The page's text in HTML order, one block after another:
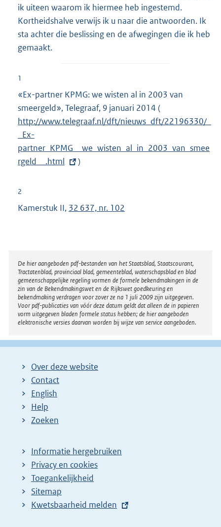
ik uiteen waarom ik hiermee heb ingestemd.
Kortheidshalve verwijs ik u naar die antwoorden. Ik
sta achter die beslissing en de afwegingen die ik heb
gemaakt.
1
«Ex-partner KPMG: we wisten al in 2003 van
smeergeld», Telegraaf, 9 januari 2014 (
x
e
http://www.telegraaf.nl/dft/nieuws_dft/22196330/_
_Ex-
partner_KPMG__we_wisten_ al_in_2003_van_smee
rgeld__.html
)
2
Kamerstuk II, 32 637, nr. 102
Disclaimer
De hier aangeboden pdf-bestanden van het Staatsblad, Staatscourant,
Tractatenblad, provinciaal blad, gemeenteblad, waterschapsblad en blad
gemeenschappelijke regeling vormen de formele bekendmakingen in de
zin van de Bekendmakingswet en de Rijkswet goedkeuring en
bekendmaking verdragen voor zover ze na 1 juli 2009 zijn uitgegeven.
Voor pdf-publicaties van vóór deze datum geldt dat alleen de in papieren
vorm uitgegeven bladen formele status hebben; de hier aangeboden
elektronische versies daarvan worden bij wijze van service aangeboden.
Over deze website
Contact
English
Help
Zoeken
Informatie hergebruiken
Privacy en cookies
Toegankelijkheid
Sitemap
E
Kwetsbaarheid melden